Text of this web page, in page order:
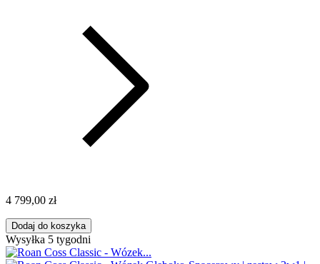
4 799,00 zł
Dodaj do koszyka
Wysyłka 5 tygodni